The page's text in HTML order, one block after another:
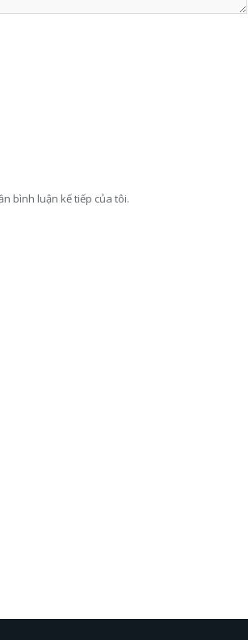
bình luận kế tiếp của tôi.